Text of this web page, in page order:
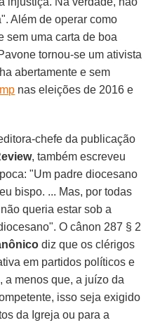
Além de operar como
sem uma carta de boa
tornou-se um ativista
abertamente e sem
nas eleições de 2016 e
chefe da publicação
, também escreveu
"Um padre diocesano
bispo. ... Mas, por todas
queria estar sob a
O cânon 287 § 2
diz que os clérigos
em partidos políticos e
a menos que, a juízo da
isso seja exigido
da Igreja ou para a